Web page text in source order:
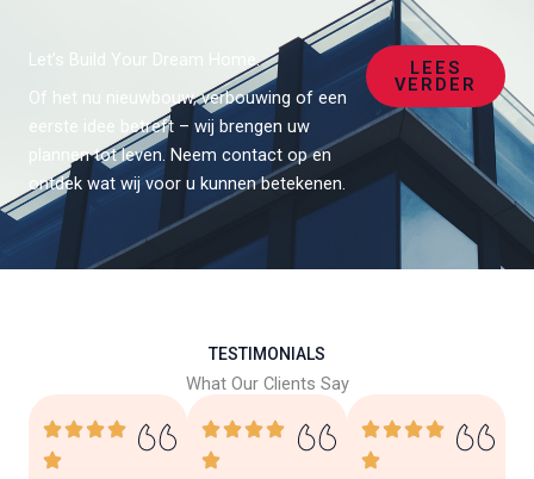
Let’s Build Your Dream Home.
Of het nu nieuwbouw, verbouwing of een
eerste idee betreft – wij brengen uw
plannen tot leven. Neem contact op en
ontdek wat wij voor u kunnen betekenen.
LEES
VERDER
TESTIMONIALS
What Our Clients Say